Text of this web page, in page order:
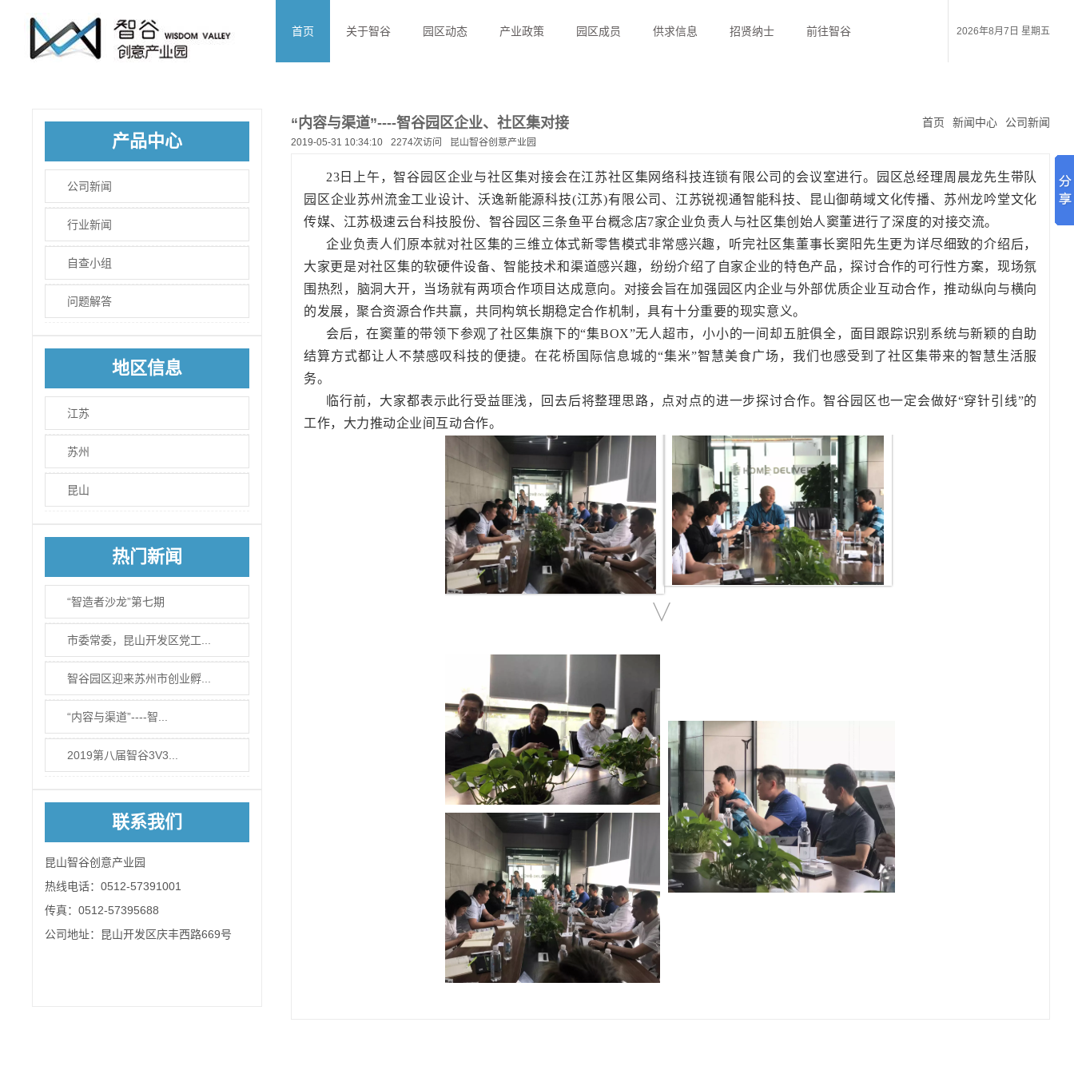
首页 关于智谷 园区动态 产业政策 园区成员 供求信息 招贤纳士 前往智谷 2026年8月7日 星期五
产品中心
公司新闻
行业新闻
自查小组
问题解答
地区信息
江苏
苏州
昆山
热门新闻
“智造者沙龙”第七期
市委常委，昆山开发区党工...
智谷园区迎来苏州市创业孵...
“内容与渠道”----智...
2019第八届智谷3V3...
联系我们
昆山智谷创意产业园
热线电话：0512-57391001
传真：0512-57395688
公司地址：昆山开发区庆丰西路669号
“内容与渠道”----智谷园区企业、社区集对接 首页 新闻中心 公司新闻
2019-05-31 10:34:10 2274次访问 昆山智谷创意产业园
23日上午，智谷园区企业与社区集对接会在江苏社区集网络科技连锁有限公司的会议室进行。园区总经理周晨龙先生带队
园区企业苏州流金工业设计、沃逸新能源科技(江苏)有限公司、江苏锐视通智能科技、昆山御萌域文化传播、苏州龙吟堂文化
传媒、江苏极速云台科技股份、智谷园区三条鱼平台概念店7家企业负责人与社区集创始人窦董进行了深度的对接交流。
企业负责人们原本就对社区集的三维立体式新零售模式非常感兴趣，听完社区集董事长窦阳先生更为详尽细致的介绍后，
大家更是对社区集的软硬件设备、智能技术和渠道感兴趣，纷纷介绍了自家企业的特色产品，探讨合作的可行性方案，现场氛
围热烈，脑洞大开，当场就有两项合作项目达成意向。对接会旨在加强园区内企业与外部优质企业互动合作，推动纵向与横向
的发展，聚合资源合作共赢，共同构筑长期稳定合作机制，具有十分重要的现实意义。
会后，在窦董的带领下参观了社区集旗下的“集BOX”无人超市，小小的一间却五脏俱全，面目跟踪识别系统与新颖的自助
结算方式都让人不禁感叹科技的便捷。在花桥国际信息城的“集米”智慧美食广场，我们也感受到了社区集带来的智慧生活服
务。
临行前，大家都表示此行受益匪浅，回去后将整理思路，点对点的进一步探讨合作。智谷园区也一定会做好“穿针引线”的
工作，大力推动企业间互动合作。